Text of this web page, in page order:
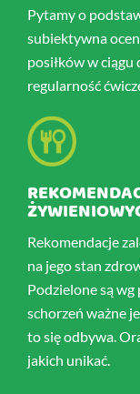
Pytamy o
subiektywna
posiłków w ciągu
regularność
Rekomendacje
na jego stan
Podzielone są
schorzeń ważne
to się odbywa.
jakich unikać.